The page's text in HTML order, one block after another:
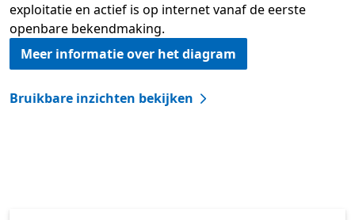
exploitatie en actief is op internet vanaf de eerste
openbare bekendmaking.
Meer informatie over het diagram
Bruikbare inzichten bekijken